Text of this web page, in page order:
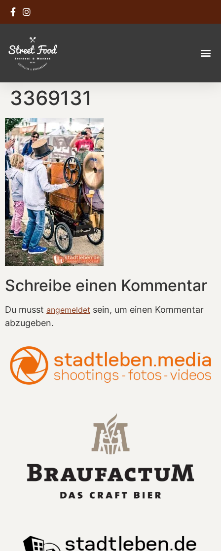
3369131
Schreibe einen Kommentar
Du musst angemeldet sein, um einen Kommentar
abzugeben.